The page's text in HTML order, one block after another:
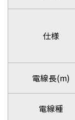
仕様
電線長(m)
電線種